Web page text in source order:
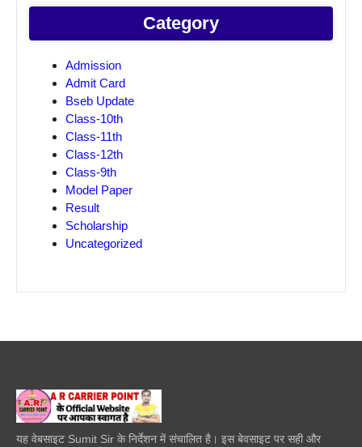
Category
Admission
Admit Card
Bseb Update
Class-10th
Class-11th
Class-12th
Class-9th
Model Paper
Result
Scholarship
Uncategorized
यह वेबसाइट Sumit Sir के निर्देशन में संचालित है। इस बेवसाइट पर सही और